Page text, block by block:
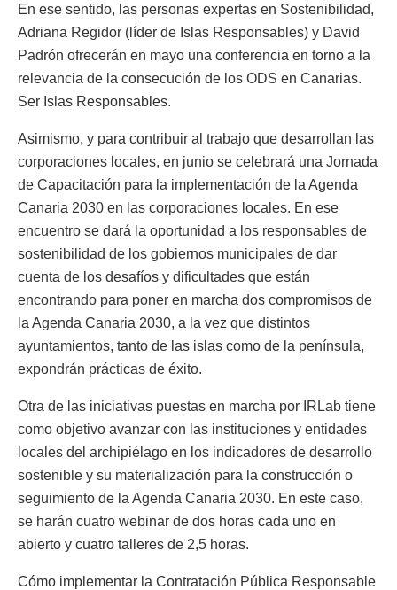
En ese sentido, las personas expertas en Sostenibilidad,
Adriana Regidor (líder de Islas Responsables) y David
Padrón ofrecerán en mayo una conferencia en torno a la
relevancia de la consecución de los ODS en Canarias.
Ser Islas Responsables.
Asimismo, y para contribuir al trabajo que desarrollan las
corporaciones locales, en junio se celebrará una Jornada
de Capacitación para la implementación de la Agenda
Canaria 2030 en las corporaciones locales. En ese
encuentro se dará la oportunidad a los responsables de
sostenibilidad de los gobiernos municipales de dar
cuenta de los desafíos y dificultades que están
encontrando para poner en marcha dos compromisos de
la Agenda Canaria 2030, a la vez que distintos
ayuntamientos, tanto de las islas como de la península,
expondrán prácticas de éxito.
Otra de las iniciativas puestas en marcha por IRLab tiene
como objetivo avanzar con las instituciones y entidades
locales del archipiélago en los indicadores de desarrollo
sostenible y su materialización para la construcción o
seguimiento de la Agenda Canaria 2030. En este caso,
se harán cuatro webinar de dos horas cada uno en
abierto y cuatro talleres de 2,5 horas.
Cómo implementar la Contratación Pública Responsable